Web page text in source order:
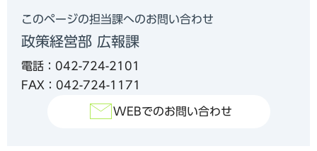
このページの担当課へのお問い合わせ
政策経営部 広報課
電話：042-724-2101
FAX：042-724-1171
WEBでのお問い合わせ